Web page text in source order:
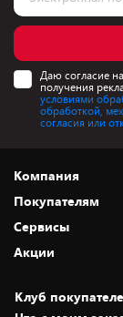
Даю согласие
получения
условиями
обработкой,
согласия или
Компания
О нас
Адреса магазинов
Новости
Статьи и обзоры
Вакансии
Покупателям
Как сделать заказ
Оплата и доставка
Безналичный
Обмен и возврат
Сервисы
Установка техники
Акции
Скидки и
Клуб